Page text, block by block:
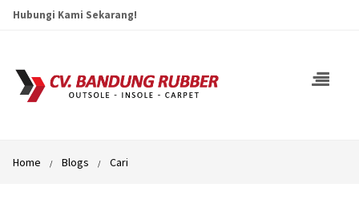
Hubungi Kami Sekarang!
Home Blogs Cari